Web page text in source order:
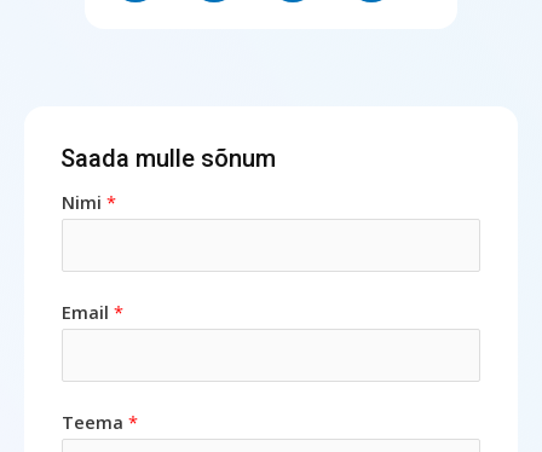
Saada mulle sõnum
Nimi *
Email *
Teema *